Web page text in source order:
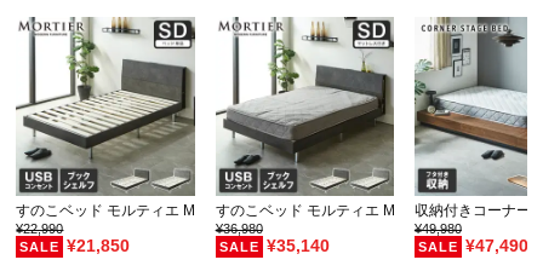
すのこベッド モルティエ MORTIER USBコンセ…
¥22,990
¥21,850
すのこベッド モルティエ MORTIER USBコンセ…
¥36,980
¥35,140
収納付きコーナー
¥49,980
¥47,490